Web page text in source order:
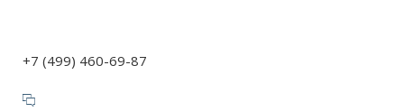
+7 (499) 460-69-87